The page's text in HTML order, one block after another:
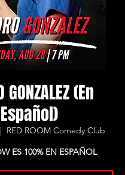
GONZALEZ (En
Español)
RED ROOM Comedy Club
ES 100% EN ESPAÑOL